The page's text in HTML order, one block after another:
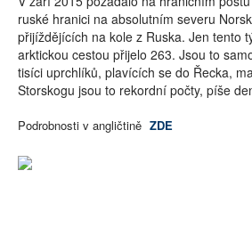
ruské hranici na absolutním severu
přijíždějících na kole z Ruska. Jen tento
arktickou cestou přijelo 263. Jsou to
tisíci uprchlíků, plavících se do Řecka,
Storskogu jsou to rekordní počty, píše
Podrobnosti v angličtině ZDE